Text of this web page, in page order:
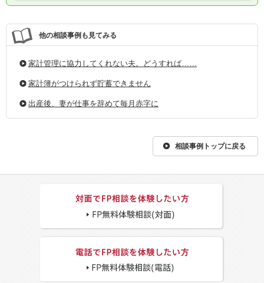
他の相談事例も見てみる
家計管理に協力してくれない夫。どうすれば……
家計簿がつけられず貯蓄できません
出産後、妻が仕事を辞めて毎月赤字に
相談事例トップに戻る